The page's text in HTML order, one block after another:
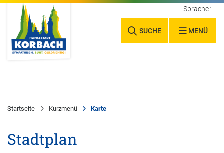
SUCHE MENÜ
Sprache
Startseite Kurzmenü Karte
Stadtplan